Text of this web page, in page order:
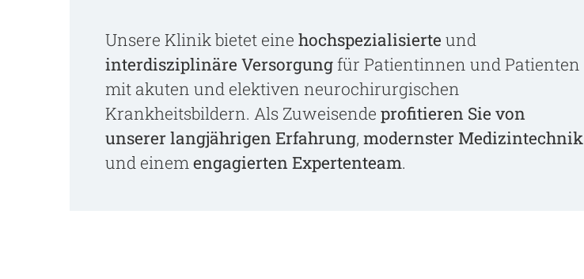
Unsere Klinik bietet eine hochspezialisierte und
interdisziplinäre Versorgungfür Patientinnen und Patienten
mit akuten und elektiven neurochirurgischen
Krankheitsbildern. Als Zuweisende profitieren Sie von
unserer langjährigen Erfahrung, modernster Medizintechnik
und einemengagierten Expertenteam.